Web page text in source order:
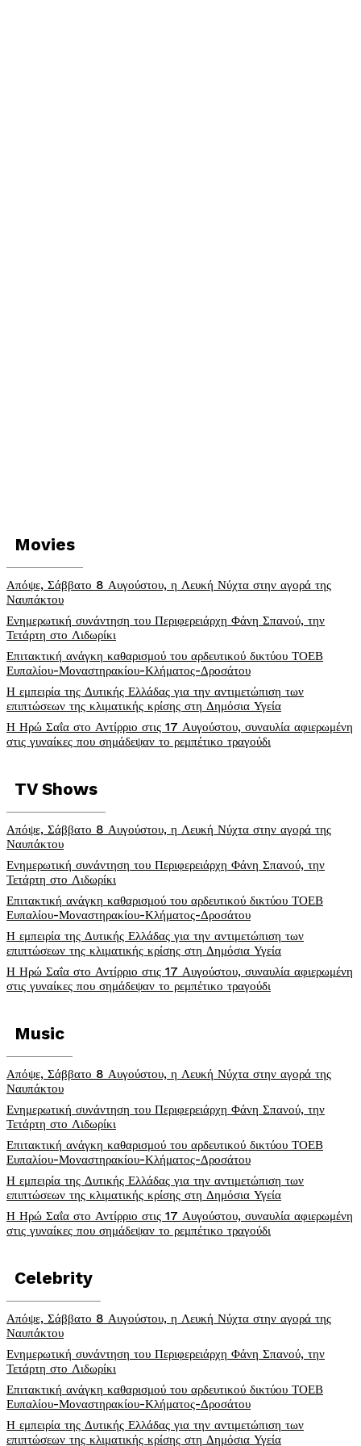
Movies
Απόψε, Σάββατο 8 Αυγούστου, η Λευκή Νύχτα στην αγορά της
Ναυπάκτου
Ενημερωτική συνάντηση του Περιφερειάρχη Φάνη Σπανού, την
Τετάρτη στο Λιδωρίκι
Επιτακτική ανάγκη καθαρισμού του αρδευτικού δικτύου ΤΟΕΒ
Ευπαλίου-Μοναστηρακίου-Κλήματος-Δροσάτου
Η εμπειρία της Δυτικής Ελλάδας για την αντιμετώπιση των
επιπτώσεων της κλιματικής κρίσης στη Δημόσια Υγεία
Η Ηρώ Σαΐα στο Αντίρριο στις 17 Αυγούστου, συναυλία αφιερωμένη
στις γυναίκες που σημάδεψαν το ρεμπέτικο τραγούδι
TV Shows
Απόψε, Σάββατο 8 Αυγούστου, η Λευκή Νύχτα στην αγορά της
Ναυπάκτου
Ενημερωτική συνάντηση του Περιφερειάρχη Φάνη Σπανού, την
Τετάρτη στο Λιδωρίκι
Επιτακτική ανάγκη καθαρισμού του αρδευτικού δικτύου ΤΟΕΒ
Ευπαλίου-Μοναστηρακίου-Κλήματος-Δροσάτου
Η εμπειρία της Δυτικής Ελλάδας για την αντιμετώπιση των
επιπτώσεων της κλιματικής κρίσης στη Δημόσια Υγεία
Η Ηρώ Σαΐα στο Αντίρριο στις 17 Αυγούστου, συναυλία αφιερωμένη
στις γυναίκες που σημάδεψαν το ρεμπέτικο τραγούδι
Music
Απόψε, Σάββατο 8 Αυγούστου, η Λευκή Νύχτα στην αγορά της
Ναυπάκτου
Ενημερωτική συνάντηση του Περιφερειάρχη Φάνη Σπανού, την
Τετάρτη στο Λιδωρίκι
Επιτακτική ανάγκη καθαρισμού του αρδευτικού δικτύου ΤΟΕΒ
Ευπαλίου-Μοναστηρακίου-Κλήματος-Δροσάτου
Η εμπειρία της Δυτικής Ελλάδας για την αντιμετώπιση των
επιπτώσεων της κλιματικής κρίσης στη Δημόσια Υγεία
Η Ηρώ Σαΐα στο Αντίρριο στις 17 Αυγούστου, συναυλία αφιερωμένη
στις γυναίκες που σημάδεψαν το ρεμπέτικο τραγούδι
Celebrity
Απόψε, Σάββατο 8 Αυγούστου, η Λευκή Νύχτα στην αγορά της
Ναυπάκτου
Ενημερωτική συνάντηση του Περιφερειάρχη Φάνη Σπανού, την
Τετάρτη στο Λιδωρίκι
Επιτακτική ανάγκη καθαρισμού του αρδευτικού δικτύου ΤΟΕΒ
Ευπαλίου-Μοναστηρακίου-Κλήματος-Δροσάτου
Η εμπειρία της Δυτικής Ελλάδας για την αντιμετώπιση των
επιπτώσεων της κλιματικής κρίσης στη Δημόσια Υγεία